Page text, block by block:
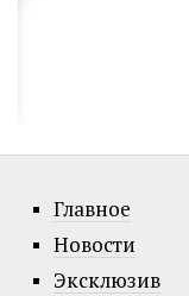
Главное
Новости
Эксклюзив